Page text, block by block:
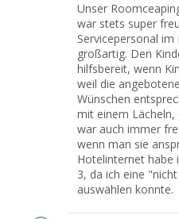
Unser
war stets super
Servicepersonal
großartig. Den
hilfsbereit, wenn
weil die
Wünschen
mit einem
war auch immer
wenn man sie
Hotelinternet habe
3, da ich eine
auswählen konnte.